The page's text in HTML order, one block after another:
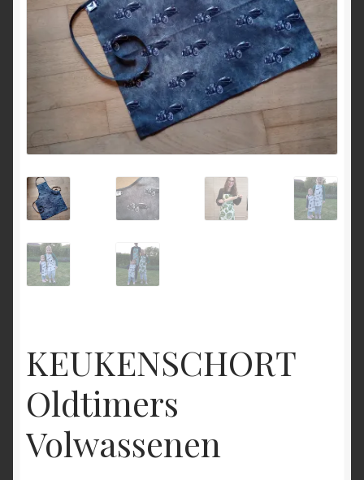
KEUKENSCHORT
Oldtimers
Volwassenen